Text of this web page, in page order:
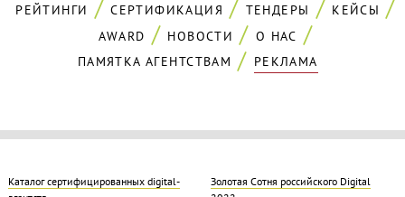
РЕЙТИНГИ СЕРТИФИКАЦИЯ ТЕНДЕРЫ
КЕЙСЫ
AWARD
НОВОСТИ
О НАС
ПАМЯТКА АГЕНТСТВАМ
РЕКЛАМА
Каталог сертифицированных digital-
Золотая Cотня российского Digital